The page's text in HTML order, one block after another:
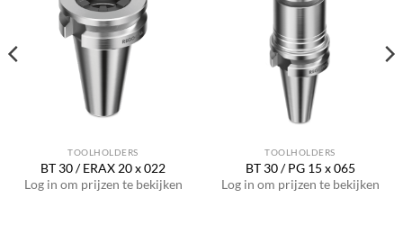
TOOLHOLDERS
BT 30 / ERAX 20 x 022
Log in om prijzen te bekijken
TOOLHOLDERS
BT 30 / PG 15 x 065
Log in om prijzen te bekijken